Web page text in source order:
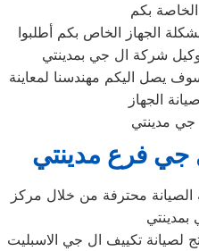
بكم
الجهاز الخاص بكم أطلبوا
شركة ال جي بمدينتي‏
يصل اليكم مهندسنا لمعاينة
جي مدينتي
جي فرع مدينتي
محترفة من خلال مركز
لصيانة تكييف ال جي الاسبليت